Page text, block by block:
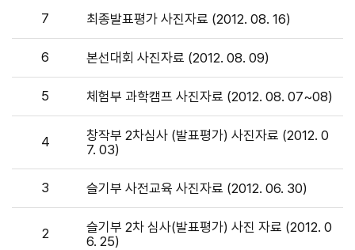
7 최종발표평가 사진자료 (2012. 08. 16)
6 본선대회 사진자료 (2012. 08. 09)
5 체험부 과학캠프 사진자료 (2012. 08. 07~08)
4
창작부 2차심사 (발표평가) 사진자료 (2012. 0
7. 03)
3 슬기부 사전교육 사진자료 (2012. 06. 30)
2
슬기부 2차 심사(발표평가) 사진 자료 (2012. 0
6. 25)